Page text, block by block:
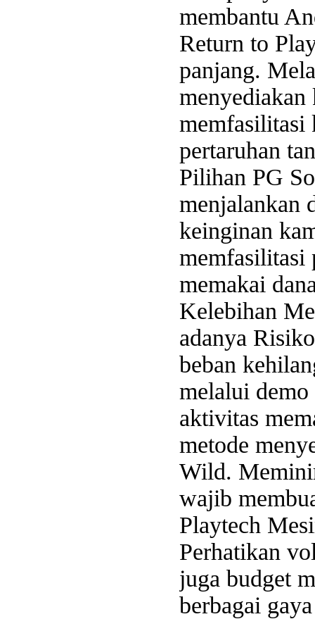
membantu
Return to
panjang.
menyediakan
memfasilitasi
pertaruhan
Pilihan PG
menjalankan
keinginan
memfasilitasi
memakai
Kelebihan
adanya
beban
melalui demo
aktivitas
metode
Wild.
wajib
Playtech
Perhatikan
juga budget
berbagai